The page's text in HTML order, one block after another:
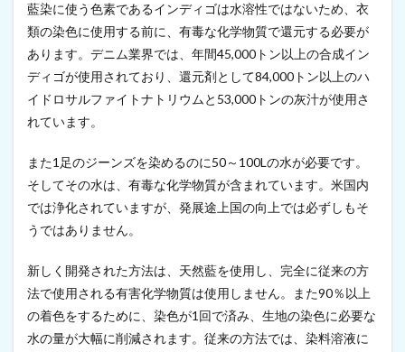
B
i
f
u
e
l
s
ナ
ノ
セ
ル
ー
造
特
許
を
藍染に使う色素であるインディゴは水溶性ではないため、衣
類の染色に使用する前に、有毒な化学物質で還元する必要が
あります。デニム業界では、年間45,000トン以上の合成イン
ディゴが使用されており、還元剤として84,000トン以上のハ
イドロサルファイトナトリウムと53,000トンの灰汁が使用さ
れています。
また1足のジーンズを染めるのに50～100Lの水が必要です。
そしてその水は、有毒な化学物質が含まれています。米国内
では浄化されていますが、発展途上国の向上では必ずしもそ
うではありません。
新しく開発された方法は、天然藍を使用し、完全に従来の方
法で使用される有害化学物質は使用しません。また90％以上
の着色をするために、染色が1回で済み、生地の染色に必要な
水の量が大幅に削減されます。従来の方法では、染料溶液に